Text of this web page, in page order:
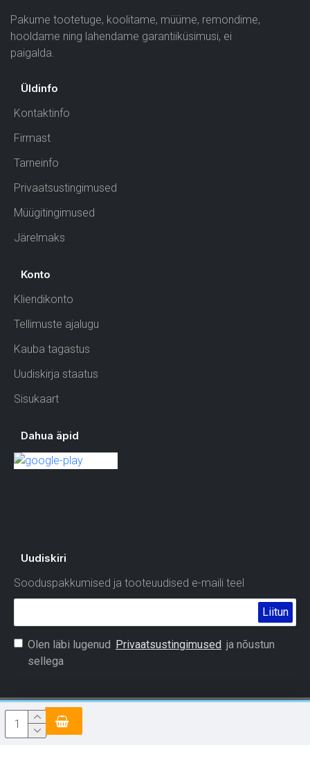
Pakume tootetuge, koolitame, müüme, remondime,
hooldame ning lahendame garantiiküsimusi, ei
paigalda.
Üldinfo
Kontaktinfo
Firmast
Tarneinfo
Privaatsustingimused
Müügitingimused
Järelmaks
Konto
Kliendikonto
Tellimuste ajalugu
Kauba tagastus
Uudiskirja staatus
Sisukaart
Dahua äpid
Uudiskiri
Sooduspakkumised ja tooteuudised e-maili teel
Liitun
Olen läbi lugenud Privaatsustingimused ja nõustun
sellega
2004 - 2021 Videovalve OÜ